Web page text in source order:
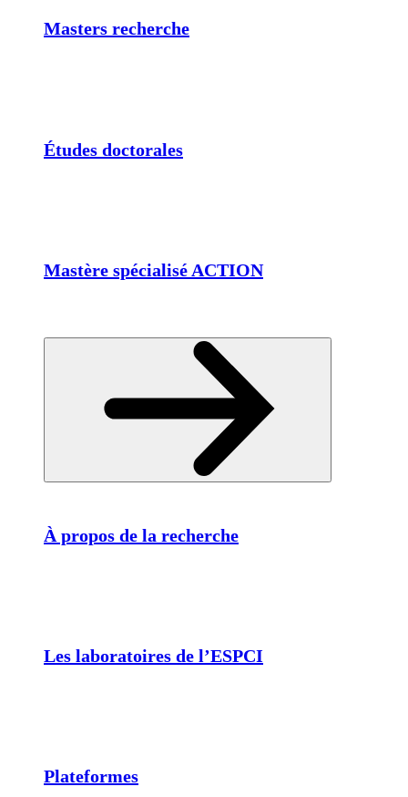
Masters recherche
Études doctorales
Mastère spécialisé ACTION
À propos de la recherche
Les laboratoires de l’ESPCI
Plateformes